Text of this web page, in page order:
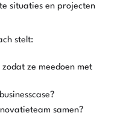
situaties en projecten
stelt:
ze meedoen met
samen?